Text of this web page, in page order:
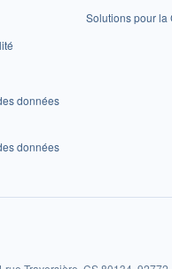
données
données
Solutions pour la